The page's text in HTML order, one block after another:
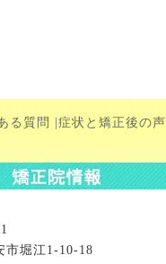
る質問 |症状と矯正後の声
市堀江1-10-18